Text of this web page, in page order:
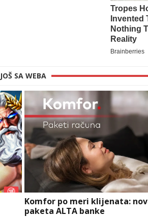
JOŠ SA WEBA
Komfor po meri klijenata:
paketa ALTA banke